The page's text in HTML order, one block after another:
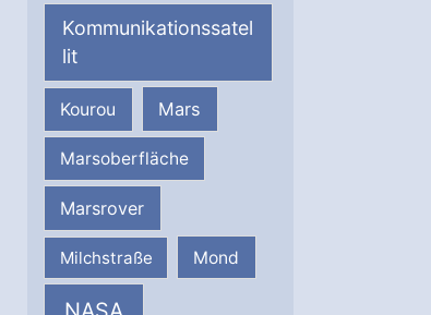
Kommunikationssatel
lit
Kourou Mars
Marsoberfläche
Marsrover
Milchstraße Mond